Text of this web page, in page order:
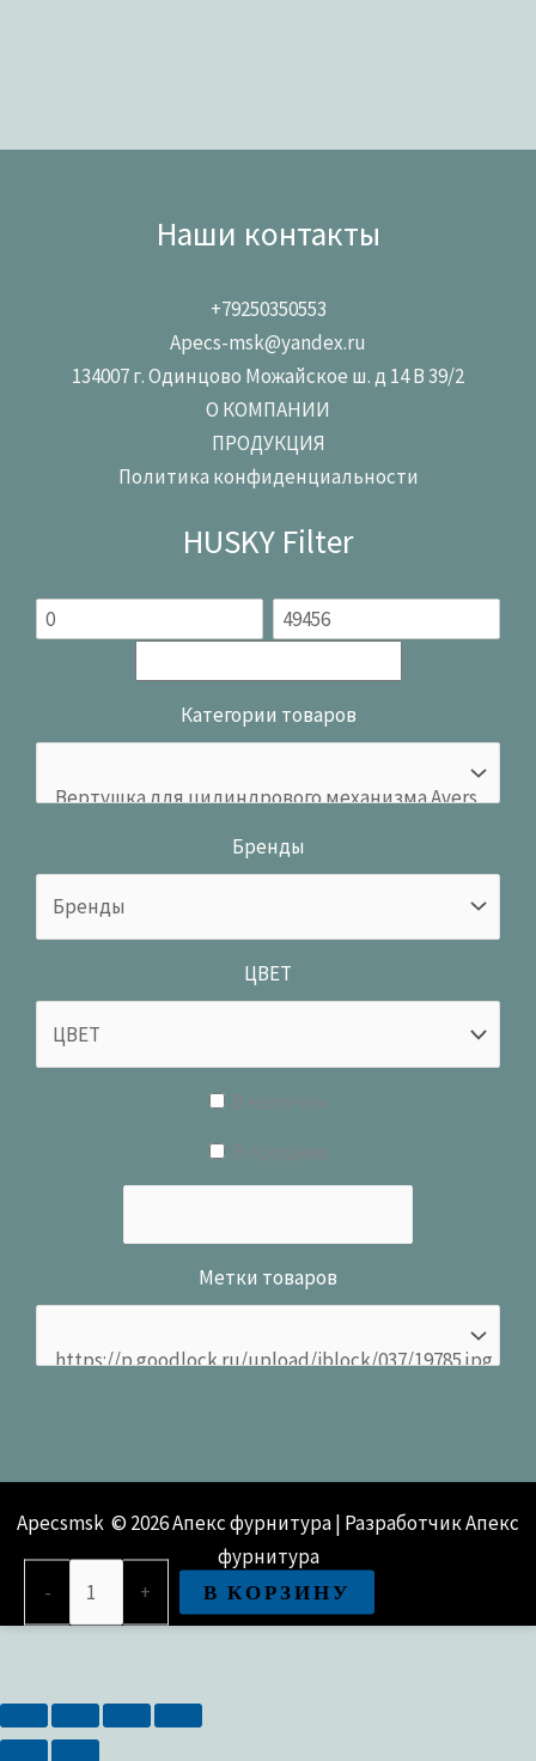
Наши контакты
+79250350553
Apecs-msk@yandex.ru
134007 г. Одинцово Можайское ш. д 14 В 39/2
О КОМПАНИИ
ПРОДУКЦИЯ
Политика конфиденциальности
HUSKY Filter
Категории товаров
Бренды
ЦВЕТ
Метки товаров
Apecsmsk © 2026 Апекс фурнитура | Разработчик Апекс
фурнитура
-
DB-
05-
+ В КОРЗИНУ